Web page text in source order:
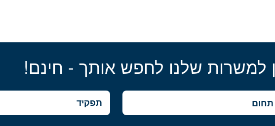
למשרות שלנו לחפש אותך - חינם!